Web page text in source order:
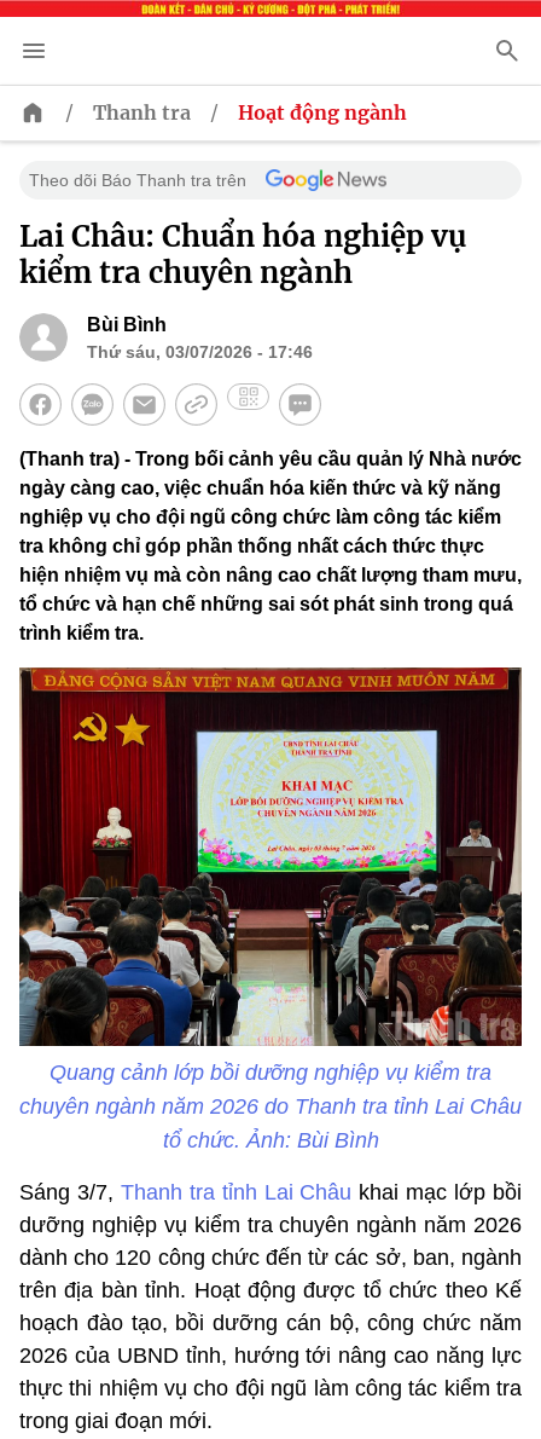
/ Thanh tra / Hoạt động ngành
Theo dõi Báo Thanh tra trên
Lai Châu: Chuẩn hóa nghiệp vụ
kiểm tra chuyên ngành
Bùi Bình
Thứ sáu, 03/07/2026 - 17:46
(Thanh tra) - Trong bối cảnh yêu cầu quản lý Nhà nước
ngày càng cao, việc chuẩn hóa kiến thức và kỹ năng
nghiệp vụ cho đội ngũ công chức làm công tác kiểm
tra không chỉ góp phần thống nhất cách thức thực
hiện nhiệm vụ mà còn nâng cao chất lượng tham mưu,
tổ chức và hạn chế những sai sót phát sinh trong quá
trình kiểm tra.
Quang cảnh lớp bồi dưỡng nghiệp vụ kiểm tra
chuyên ngành năm 2026 do Thanh tra tỉnh Lai Châu
tổ chức. Ảnh: Bùi Bình
Sáng 3/7, Thanh tra tỉnh Lai Châu khai mạc lớp bồi
dưỡng nghiệp vụ kiểm tra chuyên ngành năm 2026
dành cho 120 công chức đến từ các sở, ban, ngành
trên địa bàn tỉnh. Hoạt động được tổ chức theo Kế
hoạch đào tạo, bồi dưỡng cán bộ, công chức năm
2026 của UBND tỉnh, hướng tới nâng cao năng lực
thực thi nhiệm vụ cho đội ngũ làm công tác kiểm tra
trong giai đoạn mới.